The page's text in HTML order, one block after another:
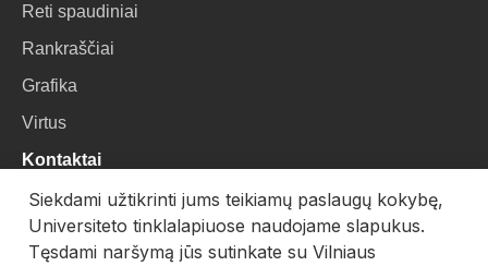
Reti spaudiniai
Rankraščiai
Grafika
Virtus
Kontaktai
VU Biblioteka
Universiteto g. 3, LT-01122, Vilnius
Siekdami užtikrinti jums teikiamų paslaugų kokybę,
Universiteto tinklalapiuose naudojame slapukus.
Tęsdami naršymą jūs sutinkate su Vilniaus